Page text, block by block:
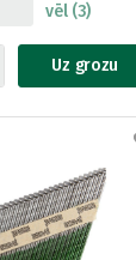
vēl (3)
Uz grozu